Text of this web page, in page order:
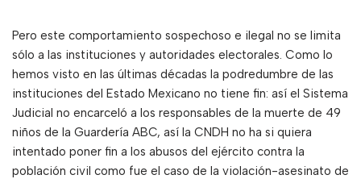
Pero este comportamiento sospechoso e ilegal no se limita
sólo a las instituciones y autoridades electorales. Como lo
hemos visto en las últimas décadas la podredumbre de las
instituciones del Estado Mexicano no tiene fin: así el Sistema
Judicial no encarceló a los responsables de la muerte de 49
niños de la Guardería ABC, así la CNDH no ha si quiera
intentado poner fin a los abusos del ejército contra la
población civil como fue el caso de la violación-asesinato de